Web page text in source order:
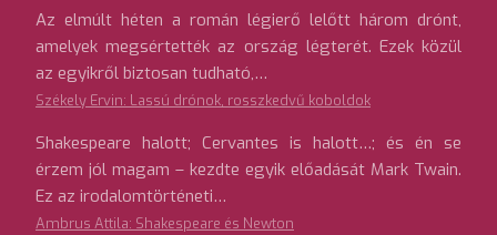
Az elmúlt héten a román légierő lelőtt három drónt,
amelyek megsértették az ország légterét. Ezek közül
az egyikről biztosan tudható,…
Székely Ervin: Lassú drónok, rosszkedvű koboldok
Shakespeare halott; Cervantes is halott…; és én se
érzem jól magam – kezdte egyik előadását Mark Twain.
Ez az irodalomtörténeti…
Ambrus Attila: Shakespeare és Newton